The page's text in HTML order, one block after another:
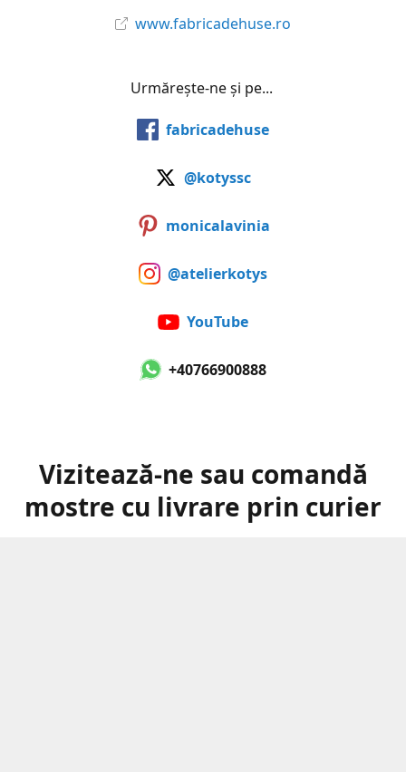
www.fabricadehuse.ro
Urmărește-ne și pe...
fabricadehuse
@kotyssc
monicalavinia
@atelierkotys
YouTube
+40766900888
Vizitează-ne sau comandă
mostre cu livrare prin curier